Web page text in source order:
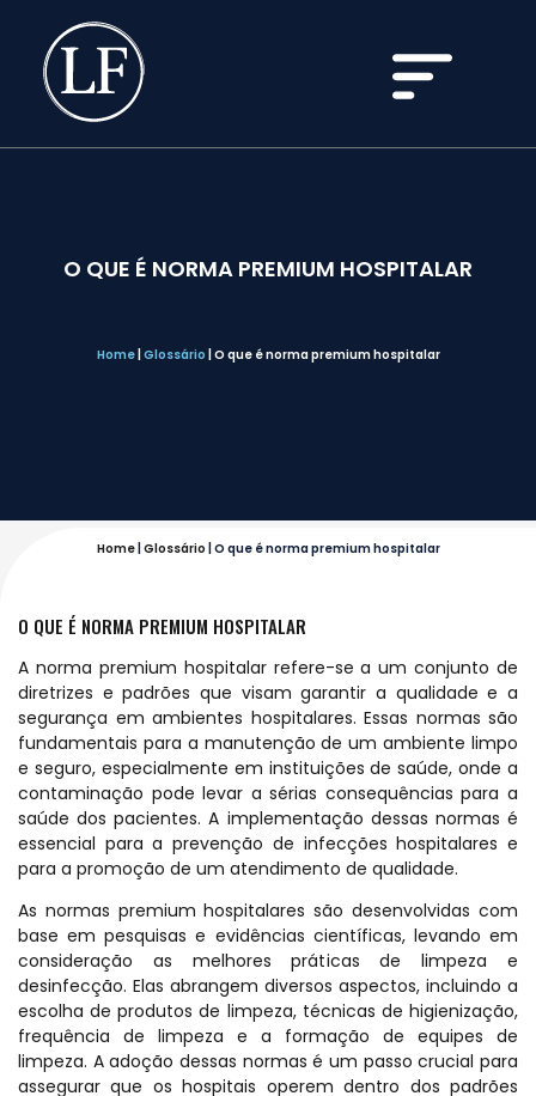
O QUE É NORMA PREMIUM HOSPITALAR
Home| Glossário O que é norma premium hospitalar
Home| Glossário O que é norma premium hospitalar
O QUE É NORMA PREMIUM HOSPITALAR
A norma premium hospitalar refere-se a um conjunto de
diretrizes e padrões que visam garantir a qualidade e a
segurança em ambientes hospitalares. Essas normas são
fundamentais para a manutenção de um ambiente limpo
e seguro, especialmente em instituições de saúde, onde a
contaminação pode levar a sérias consequências para a
saúde dos pacientes. A implementação dessas normas é
essencial para a prevenção de infecções hospitalares e
para a promoção de um atendimento de qualidade.
As normas premium hospitalares são desenvolvidas com
base em pesquisas e evidências científicas, levando em
consideração as melhores práticas de limpeza e
desinfecção. Elas abrangem diversos aspectos, incluindo a
escolha de produtos de limpeza, técnicas de higienização,
frequência de limpeza e a formação de equipes de
limpeza. A adoção dessas normas é um passo crucial para
assegurar que os hospitais operem dentro dos padrões